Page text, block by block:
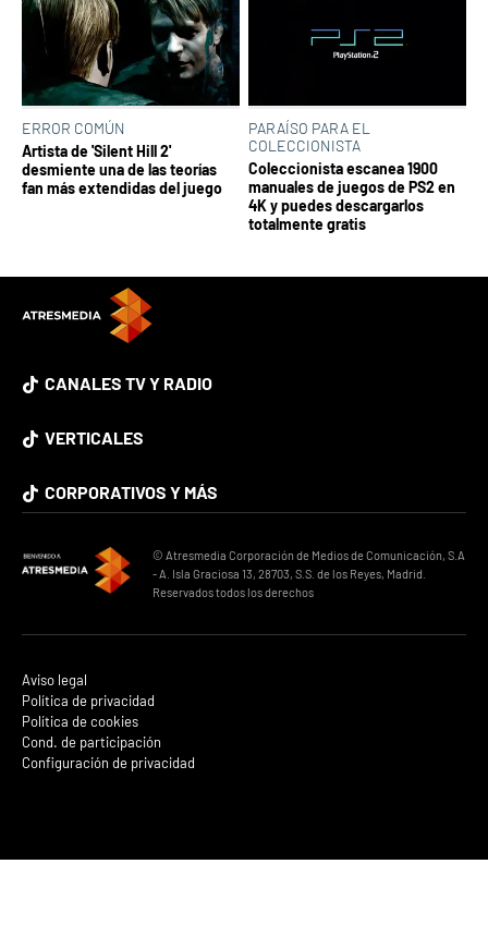
ERROR COMÚN
Artista de 'Silent Hill 2'
desmiente una de las teorías
fan más extendidas del juego
PARAÍSO PARA EL
COLECCIONISTA
Coleccionista escanea 1900
manuales de juegos de PS2 en
4K y puedes descargarlos
totalmente gratis
CANALES TV Y RADIO
VERTICALES
CORPORATIVOS Y MÁS
© Atresmedia Corporación de Medios de Comunicación, S.A
- A. Isla Graciosa 13, 28703, S.S. de los Reyes, Madrid.
Reservados todos los derechos
Aviso legal
Política de privacidad
Política de cookies
Cond. de participación
Configuración de privacidad